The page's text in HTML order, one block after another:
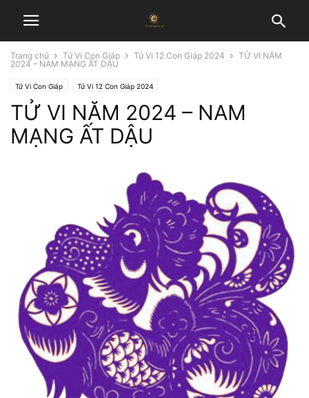
Trang chủ Tử Vi Con Giáp Tử Vi 12 Con Giáp 2024
TỬ VI NĂM
2024 – NAM MẠNG ẤT DẬU
Tử Vi Con Giáp Tử Vi 12 Con Giáp 2024
TỬ VI NĂM 2024 – NAM
MẠNG ẤT DẬU